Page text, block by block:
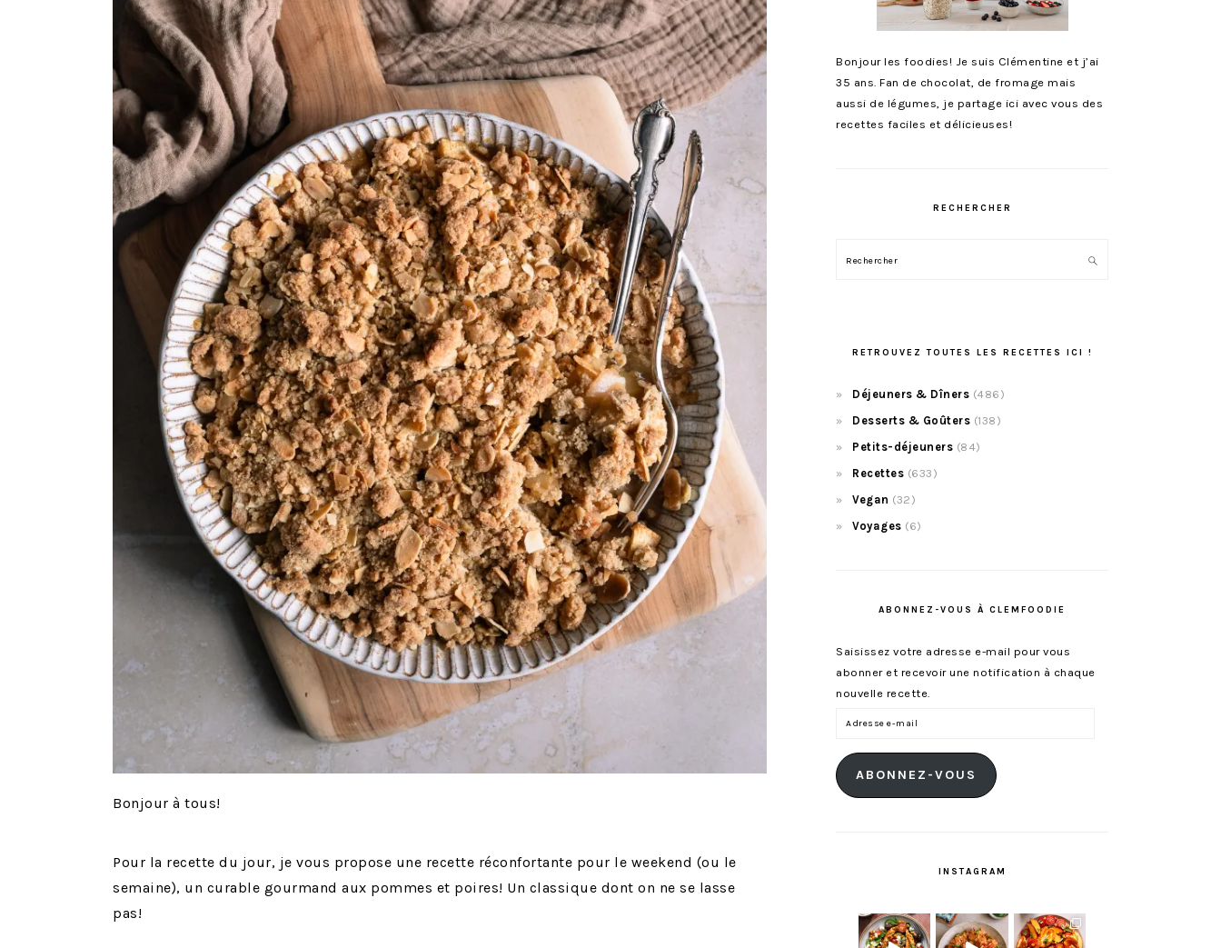
Bonjour à tous!
Pour la recette du jour, je vous propose une recette réconfortante pour le weekend (ou le
semaine), un curable gourmand aux pommes et poires! Un classique dont on ne se lasse
pas!
Bonjour les foodies! Je suis Clémentine et j’ai
35 ans. Fan de chocolat, de fromage mais
aussi de légumes, je partage ici avec vous des
recettes faciles et délicieuses!
RECHERCHER
Rechercher
RETROUVEZ TOUTES LES RECETTES ICI !
Déjeuners & Dîners (486)
Desserts & Goûters (138)
Petits-déjeuners (84)
Recettes (633)
Vegan (32)
Voyages (6)
ABONNEZ-VOUS À CLEMFOODIE
Saisissez votre adresse e-mail pour vous
abonner et recevoir une notification à chaque
nouvelle recette.
Adresse
mail
ABONNEZ-VOUS
INSTAGRAM